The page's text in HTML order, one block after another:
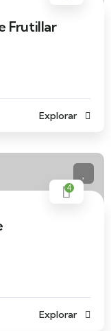
Frutillar
Explorar
4
Explorar